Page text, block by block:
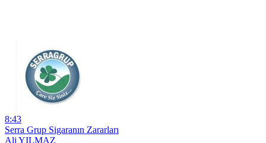
8:43
Serra Grup Sigaranın Zararları
Ali YILMAZ